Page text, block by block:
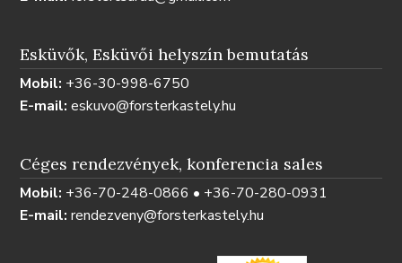
Esküvők, Esküvői helyszín bemutatás
Mobil: +36-30-998-6750
E-mail: eskuvo@forsterkastely.hu
Céges rendezvények, konferencia sales
Mobil: +36-70-248-0866 • +36-70-280-0931
E-mail:rendezveny@forsterkastely.hu